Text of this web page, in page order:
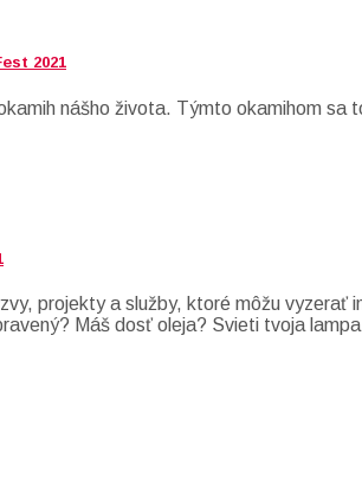
2021
nášho života. Týmto okamihom
projekty a služby, ktoré môžu
Máš dosť oleja? Svieti tvoja